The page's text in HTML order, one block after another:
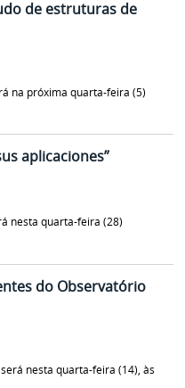
de estruturas de
na próxima quarta-feira (5)
aplicaciones”
nesta quarta-feira (28)
do Observatório
nesta quarta-feira (14), às